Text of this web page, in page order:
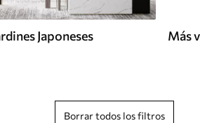
Japoneses Más
Borrar todos los filtros